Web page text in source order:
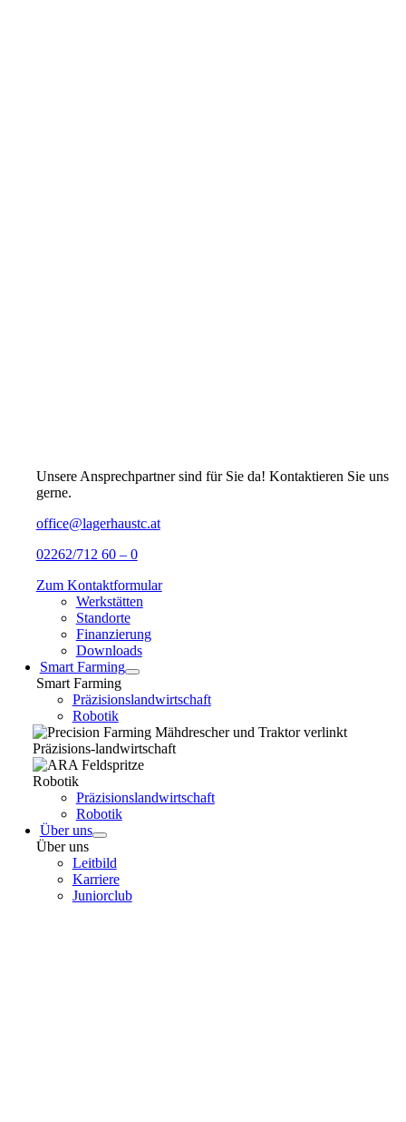
Unsere Ansprechpartner sind für Sie da! Kontaktieren Sie uns
gerne.
office@lagerhaustc.at
02262/712 60 – 0
Zum Kontaktformular
Werkstätten
Standorte
Finanzierung
Downloads
Smart Farming
Smart Farming
Präzisionslandwirtschaft
Robotik
Präzisions-landwirtschaft
Robotik
Präzisionslandwirtschaft
Robotik
Über uns
Über uns
Leitbild
Karriere
Juniorclub